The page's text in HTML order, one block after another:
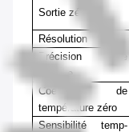
Sortie zéro
Résolution
Précision de
mesure
Coefficient de
température zéro
Sensibilité
temp-